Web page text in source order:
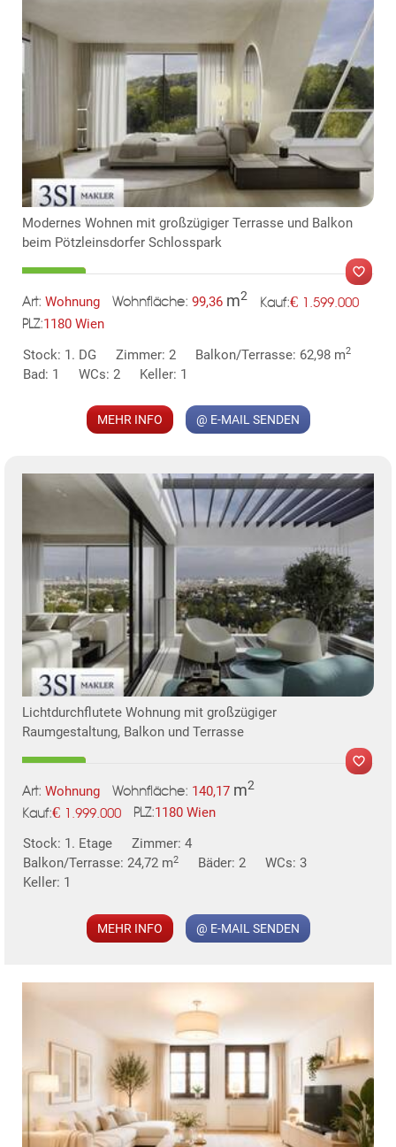
TE
KLIS
KLIS
Modernes Wohnen mit großzügiger Terrasse und Balkon
beim Pötzleinsdorfer Schlosspark
Art: Wohnung Wohnfläche: 99,36 m2 Kauf:€ 1.599.000
PLZ:1180 Wien
Stock: 1. DG
Zimmer: 2 Balkon/Terrasse: 62,98 m2
Bad: 1 WCs: 2 Keller: 1
MEHR INFO @ E-MAIL SENDEN
Lichtdurchflutete Wohnung mit großzügiger
Raumgestaltung, Balkon und Terrasse
Art: Wohnung Wohnfläche: 140,17 m2
Kauf:€ 1.999.000 PLZ:1180 Wien
Stock: 1. Etage
Zimmer: 4
Balkon/Terrasse: 24,72 m2 Bäder: 2
WCs: 3
Keller: 1
MEHR INFO @ E-MAIL SENDEN